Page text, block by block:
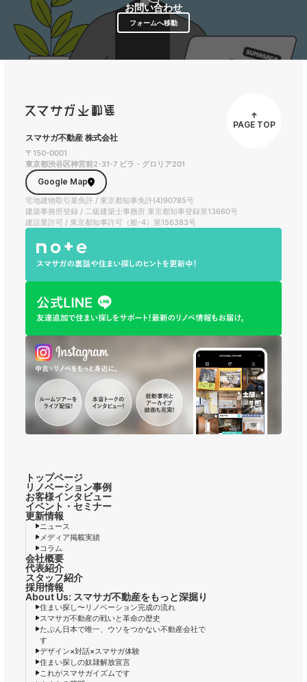
お問い合わせ
フォームへ移動
PAGE TOP
スマサガ不動産 株式会社
〒150-0001
東京都渋谷区神宮前2-31-7 ビラ・グロリア201
Google Map
宅地建物取引業免許 / 東京都知事免許(4)90785号
建築事務所登録 / 二級建築士事務所 東京都知事登録第13660号
建設業許可 / 東京都知事許可（般-4）第156383号
トップページ
リノベーション事例
お客様インタビュー
イベント・セミナー
更新情報
ニュース
メディア掲載実績
コラム
会社概要
代表紹介
スタッフ紹介
採用情報
About Us: スマサガ不動産をもっと深掘り
住まい探し〜リノベーション完成の流れ
スマサガ不動産の戦いと革命の歴史
たぶん日本で唯一、ウソをつかない不動産会社で
す
デザイン×対話×スマサガ体験
住まい探しの奴隷解放宣言
これがスマサガイズムです